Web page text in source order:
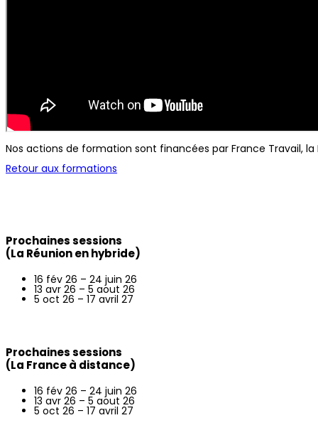
Nos actions de formation sont financées par France Travail, la
Retour aux formations
Prochaines sessions
(La Réunion en hybride)
16 fév 26 – 24 juin 26
13 avr 26 – 5 aout 26
5 oct 26 – 17 avril 27
Prochaines sessions
(La France à distance)
16 fév 26 – 24 juin 26
13 avr 26 – 5 aout 26
5 oct 26 – 17 avril 27